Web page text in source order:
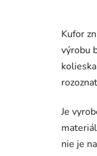
Kufor
výrobu
Je
nie je